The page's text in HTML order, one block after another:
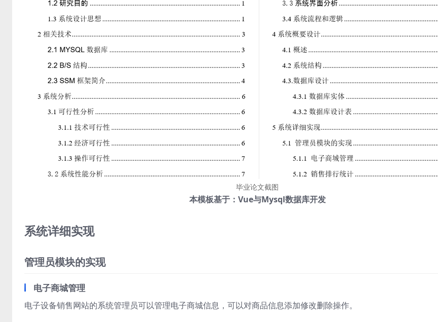
毕业论文截图
本模板基于：Vue与Mysql数据库开发
系统详细实现
管理员模块的实现
电子商城管理
电子设备销售网站的系统管理员可以管理电子商城信息，可以对商品信息添加修改删除操作。